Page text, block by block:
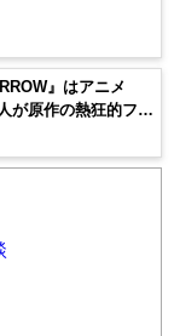
』はアニメ
が原作の熱狂的ファ